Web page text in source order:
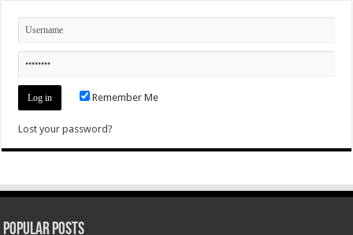
Remember Me
Lost your password?
Popular Posts